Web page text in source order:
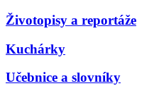
Životopisy a reportáže
Kuchárky
Učebnice a slovníky